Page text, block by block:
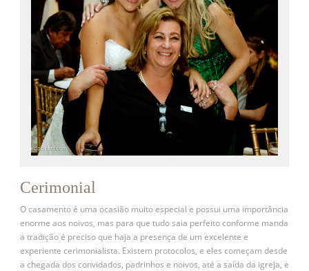
Cerimonial
O casamento é uma ocasião muito especial e possui uma importância
enorme aos noivos, mas para que tudo saia perfeito conforme manda
a tradição é preciso que haja a presença de um excelente e
experiente cerimonialista. Existem protocolos, e eles começam desde
a chegada dos convidados, padrinhos e noivos, até a saída da igreja, e